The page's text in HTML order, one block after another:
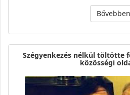
Bővebben
Szégyenkezés nélkül töltötte
közösségi